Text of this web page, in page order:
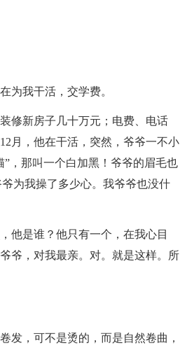
为我干活，交学费。
修新房子几十万元；电费、电话
月，他在干活，突然，爷爷一不小
，那叫一个白加黑！爷爷的眉毛也
为我操了多少心。我爷爷也没什
他是谁？他只有一个，在我心目
爷，对我最亲。对。就是这样。所
发，可不是烫的，而是自然卷曲，